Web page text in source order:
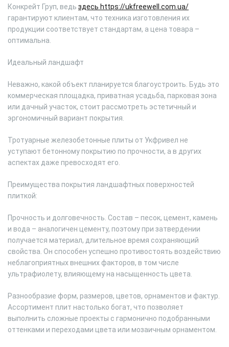
Конкрейт Груп, ведь здесь https://ukfreewell.com.ua/
гарантируют клиентам, что техника изготовления их
продукции соответствует стандартам, а цена товара –
оптимальна.
Идеальный ландшафт
Неважно, какой объект планируется благоустроить. Будь это
коммерческая площадка, приватная усадьба, парковая зона
или дачный участок, стоит рассмотреть эстетичный и
эргономичный вариант покрытия.
Тротуарные железобетонные плиты от Укфривел не
уступают бетонному покрытию по прочности, а в других
аспектах даже превосходят его.
Преимущества покрытия ландшафтных поверхностей
плиткой:
Прочность и долговечность. Состав – песок, цемент, камень
и вода – аналогичен цементу, поэтому при затвердении
получается материал, длительное время сохраняющий
свойства. Он способен успешно противостоять воздействию
неблагоприятных внешних факторов, в том числе
ультрафиолету, влияющему на насыщенность цвета.
Разнообразие форм, размеров, цветов, орнаментов и фактур.
Ассортимент плит настолько богат, что позволяет
выполнить сложные проекты с гармонично подобранными
оттенками и переходами цвета или мозаичным орнаментом.